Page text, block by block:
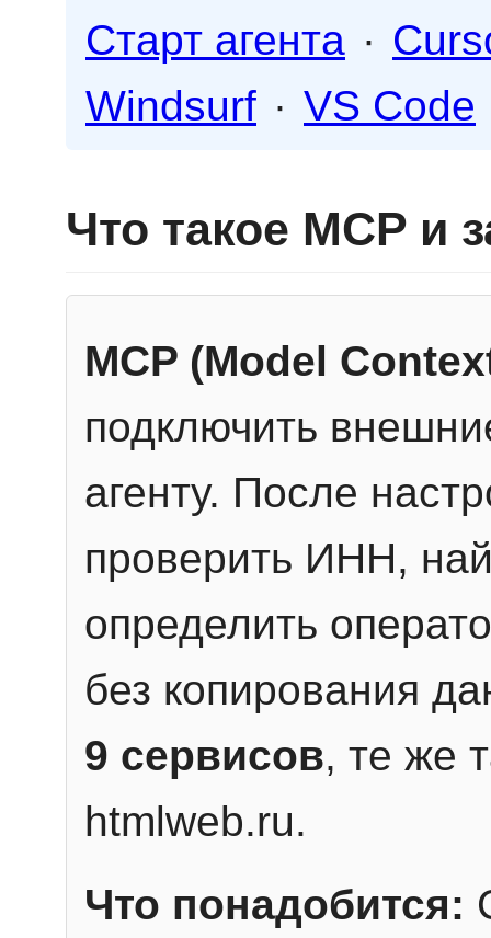
Старт агента ·
Windsurf · VS Code
Что такое MCP и
MCP (Model
подключить
агенту. После
проверить ИНН,
определить
без копирования
9 сервисов, те же
htmlweb.ru.
Что понадобится: